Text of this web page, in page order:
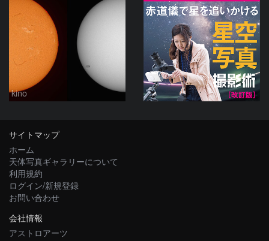
kino
サイトマップ
ホーム
天体写真ギャラリーについて
利用規約
ログイン/新規登録
お問い合わせ
会社情報
アストロアーツ